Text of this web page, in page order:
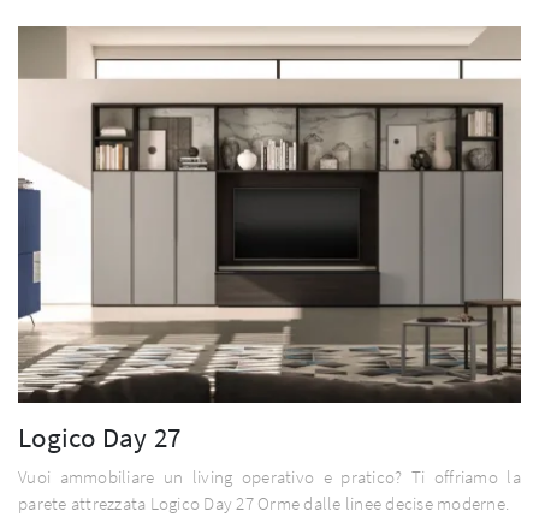
Logico Day 27
Vuoi ammobiliare un living operativo e pratico? Ti offriamo la
parete attrezzata Logico Day 27 Orme dalle linee decise moderne.